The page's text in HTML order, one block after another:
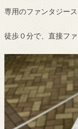
専用のファンタジー
徒歩０分で、直接フ